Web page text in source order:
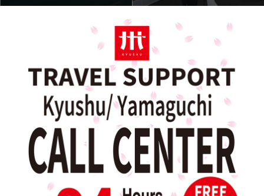
서비스 각종
Wi-fi
라운지 해바라기
장애인
어린이 동반 고객
먹다
사다